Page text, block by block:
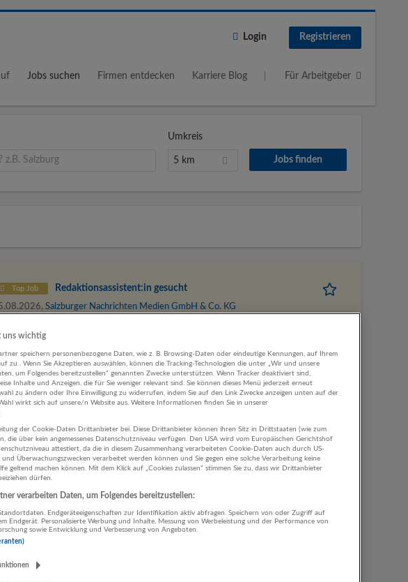
Login Registrieren
Jobs suchen Firmen entdecken Karriere Blog Für Arbeitgeber
Umkreis
5 km
Top Job Redaktions­assistent:in gesucht
Salzburger Nachrichten Medien GmbH & Co. KG
Verwaltung, Büro | Deutsch | Social Media
Gestern veröffentlicht
Top Job Mitarbeiter:in Online-Marketing gesucht
Salzburger Nachrichten Medien GmbH & Co. KG
Marketing-Manager:in
Vor 2 Tagen veröffentlicht
Top Job
Frühstückshilfe ganzjährig - gerne aber auch
Hotel & Gasthaus Untersberg
Salzburg
uns wichtig
speichern personenbezogene Daten, wie z. B. Browsing-Daten oder eindeutige Kennungen, auf Ihrem
zu . Wenn Sie Akzeptieren auswählen, können die Tracking-Technologien die unter „Wir und unsere
um Folgendes bereitzustellen“ genannten Zwecke unterstützen. Wenn Tracker deaktiviert sind,
Inhalte und Anzeigen, die für Sie weniger relevant sind. Sie können dieses Menü jederzeit erneut
zu ändern oder Ihre Einwilligung zu widerrufen, indem Sie auf den Link Zwecke anzeigen unten auf der
wirkt sich auf unsere/n Website aus. Weitere Informationen finden Sie in unserer
der Cookie-Daten Drittanbieter bei. Diese Drittanbieter können ihren Sitz in Drittstaaten (wie zum
die über kein angemessenes Datenschutzniveau verfügen. Den USA wird vom Europäischen Gerichtshof
attestiert, da die in diesem Zusammenhang verarbeiteten Cookie-Daten auch durch US-
Überwachungszwecken verarbeitet werden können und Sie gegen eine solche Verarbeitung keine
geltend machen können. Mit dem Klick auf „Cookies zulassen“ stimmen Sie zu, dass wir Drittanbieter
dürfen.
verarbeiten Daten, um Folgendes bereitzustellen:
Endgeräteeigenschaften zur Identifikation aktiv abfragen. Speichern von oder Zugriff auf
Endgerät. Personalisierte Werbung und Inhalte, Messung von Werbeleistung und der Performance von
sowie Entwicklung und Verbesserung von Angeboten.